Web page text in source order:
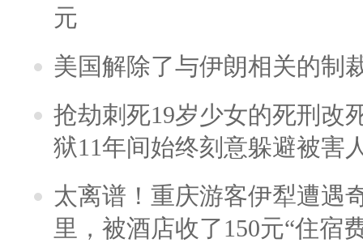
元
美国解除了与伊朗相关的制
抢劫刺死19岁少女的死刑改
狱11年间始终刻意躲避被害
太离谱！重庆游客伊犁遭遇
里，被酒店收了150元“住宿